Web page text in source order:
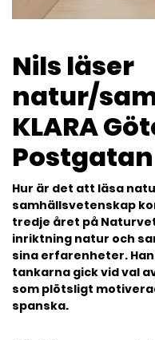
Nils läser
natur/
KLARA
Postgatan
Hur är det att läsa
samhällsvetenskap
tredje året på
inriktning natur och
sina erfarenheter.
tankarna gick vid val
som plötsligt
spanska.